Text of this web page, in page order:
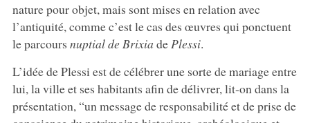
nature pour objet, mais sont mises en relation avec
l’antiquité, comme c’est le cas des œuvres qui ponctuent
le parcours nuptial de Brixia de Plessi.
L’idée de Plessi est de célébrer une sorte de mariage entre
lui, la ville et ses habitants afin de délivrer, lit-on dans la
présentation, “un message de responsabilité et de prise de